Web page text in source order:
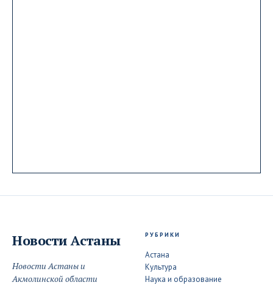
Новости Астаны
Новости Астаны и
Акмолинской области
РУБРИКИ
Астана
Культура
Наука и образование